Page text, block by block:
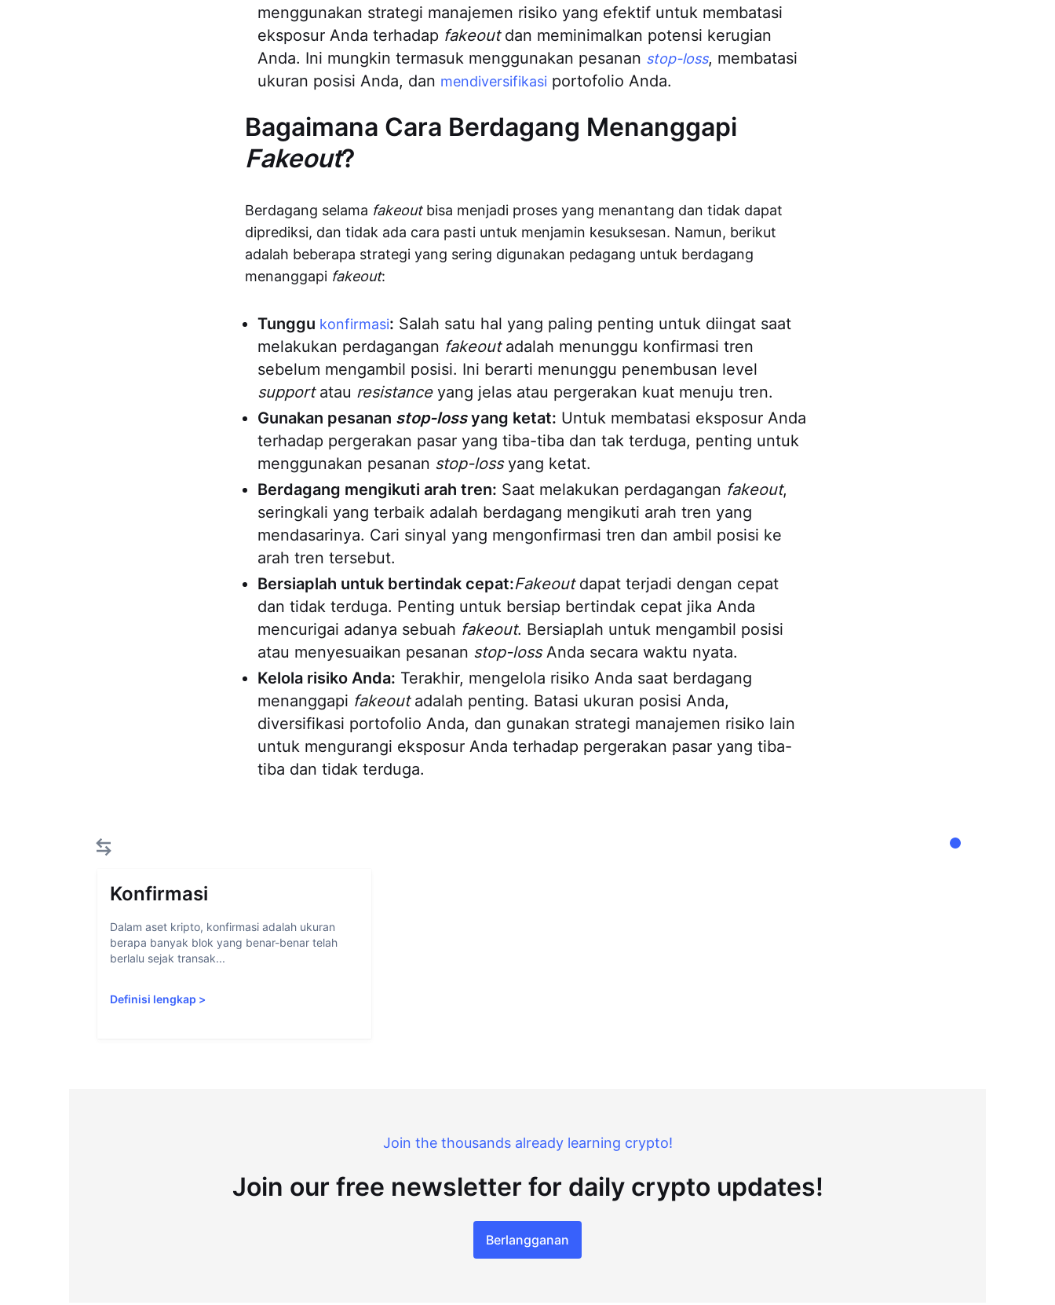
menggunakan strategi manajemen risiko yang efektif untuk membatasi
eksposur Anda terhadap fakeoutdan meminimalkan potensi kerugian
Anda. Ini mungkin termasuk menggunakan pesanan stop-loss, membatasi
ukuran posisi Anda, dan mendiversifikasi portofolio Anda.
Bagaimana Cara Berdagang Menanggapi
Fakeout?
Berdagang selama fakeoutbisa menjadi proses yang menantang dan tidak dapat
diprediksi, dan tidak ada cara pasti untuk menjamin kesuksesan. Namun, berikut
adalah beberapa strategi yang sering digunakan pedagang untuk berdagang
menanggapi fakeout:
Tunggu konfirmasi: Salah satu hal yang paling penting untuk diingat saat
melakukan perdagangan fakeoutadalah menunggu konfirmasi tren
sebelum mengambil posisi. Ini berarti menunggu penembusan level
supportatau resistanceyang jelas atau pergerakan kuat menuju tren.
Gunakan pesanan stop-lossyang ketat: Untuk membatasi eksposur Anda
terhadap pergerakan pasar yang tiba-tiba dan tak terduga, penting untuk
menggunakan pesanan stop-lossyang ketat.
Berdagang mengikuti arah tren: Saat melakukan perdagangan fakeout,
seringkali yang terbaik adalah berdagang mengikuti arah tren yang
mendasarinya. Cari sinyal yang mengonfirmasi tren dan ambil posisi ke
arah tren tersebut.
Bersiaplah untuk bertindak cepat:Fakeoutdapat terjadi dengan cepat
dan tidak terduga. Penting untuk bersiap bertindak cepat jika Anda
mencurigai adanya sebuah fakeout. Bersiaplah untuk mengambil posisi
atau menyesuaikan pesanan stop-lossAnda secara waktu nyata.
Kelola risiko Anda: Terakhir, mengelola risiko Anda saat berdagang
menanggapi fakeoutadalah penting. Batasi ukuran posisi Anda,
diversifikasi portofolio Anda, dan gunakan strategi manajemen risiko lain
untuk mengurangi eksposur Anda terhadap pergerakan pasar yang tiba-
tiba dan tidak terduga.
Konfirmasi
Dalam aset kripto, konfirmasi adalah ukuran
berapa banyak blok yang benar-benar telah
berlalu sejak transak...
Definisi lengkap >
Join the thousands already learning crypto!
Join our free newsletter for daily crypto updates!
Berlangganan